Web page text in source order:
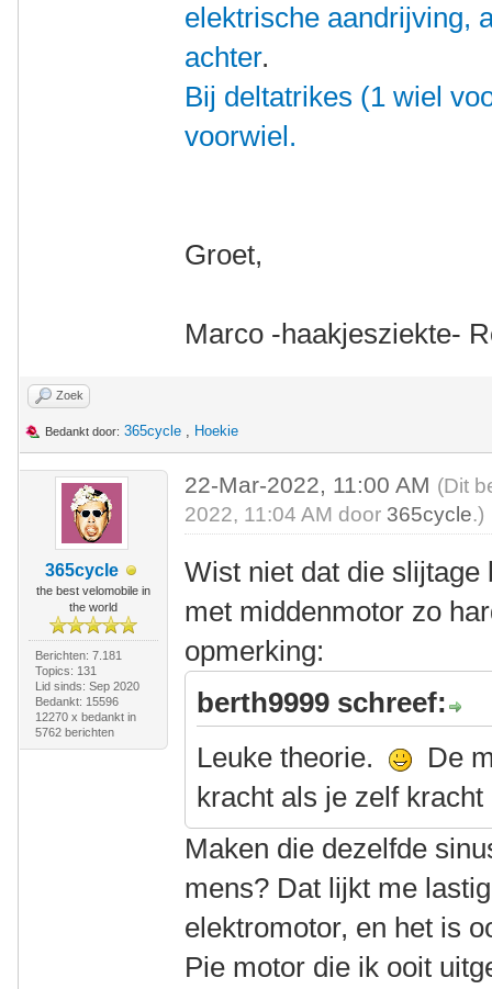
elektrische aandrijving,
achter.
Bij deltatrikes (1 wiel
voorwiel.
Groet,
Marco -haakjesziekte-
Zoek
Bedankt door: 365cycle , Hoekie
365cycle
the best velomobile in
the world
Berichten: 7.181
Topics: 131
Lid sinds: Sep 2020
Bedankt: 15596
12270 x bedankt in
5762 berichten
22-Mar-2022, 11:00 AM (Dit
2022, 11:04 AM door 365cycle.)
Wist niet dat die
met middenmotor zo
opmerking:
berth9999 schreef:
Leuke theorie.
De
kracht als je zelf
Maken die dezelfde
mens? Dat lijkt me
elektromotor, en het is
Pie motor die ik ooit